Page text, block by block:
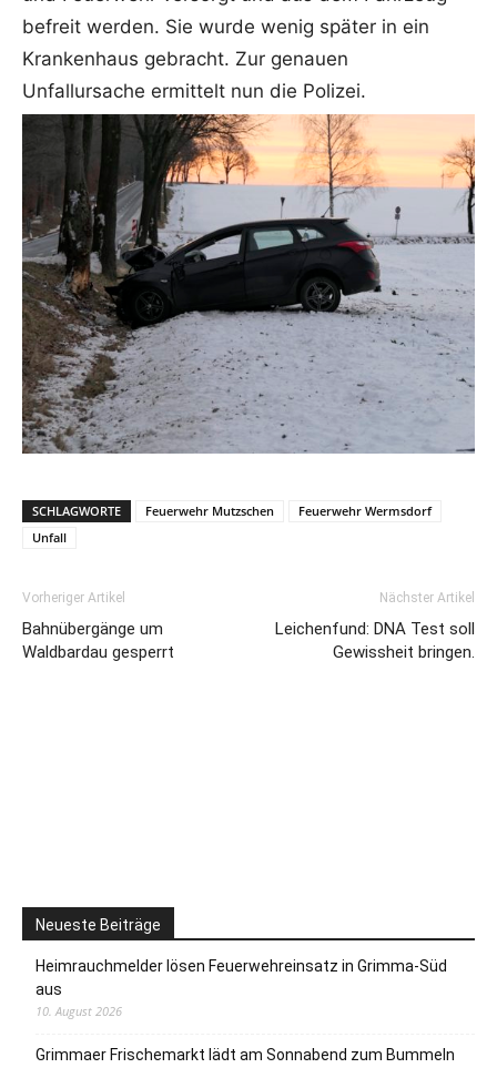
befreit werden. Sie wurde wenig später in ein
Krankenhaus gebracht. Zur genauen
Unfallursache ermittelt nun die Polizei.
SCHLAGWORTE Feuerwehr Mutzschen
Feuerwehr Wermsdorf
Unfall
Vorheriger Artikel
Bahnübergänge um
Waldbardau gesperrt
Nächster Artikel
Leichenfund: DNA Test soll
Gewissheit bringen.
Neueste Beiträge
Heimrauchmelder lösen Feuerwehreinsatz in Grimma-Süd
aus
10. August 2026
Grimmaer Frischemarkt lädt am Sonnabend zum Bummeln